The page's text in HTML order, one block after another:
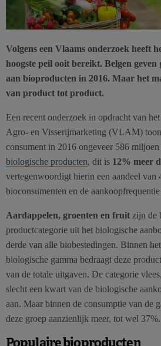
Volgens een Vlaams onderzoek heeft
hoogste peil ooit bereikt. Belgen
aan bioproducten in 2016. Maar het
van product tot product.
Een recent onderzoek in opdracht van
Agro- en Visserijmarketing (VLAM)
consument in 2016 ongeveer 586
biologische producten, dit is 12% meer
vertegenwoordigt hierin een aandeel van
bioconsumenten en de
Aardappelen, groenten en fruit zijn de
productcategorie uit het biologische
derde van alle biobestedingen. Binnen
biologische gamma bedraagt deze
van de totale uitgaven. De categorie
slecht een kwart van de biologische
aan. Maar binnen de consumptie van de
deze groep aanzienlijk meer, tot wel 37%.
Populaire bioproducten